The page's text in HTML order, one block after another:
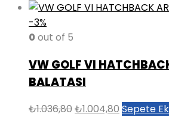
-3%
0 out of 5
VW GOLF VI
BALATASI
₺1.036,80Orijinal
₺1.004,80 Şu
Sepete